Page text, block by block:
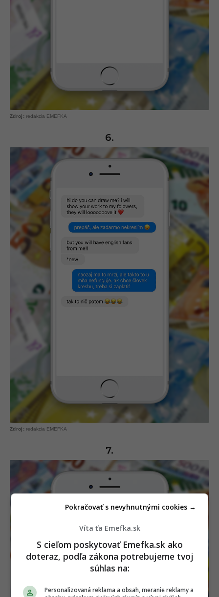
redakcia EMEFKA
6.
redakcia EMEFKA
7.
Víta ťa Emefka.sk
S cieľom poskytovať Emefka.sk ako
doteraz, podľa zákona potrebujeme tvoj
súhlas na:
Personalizovaná reklama a obsah, meranie reklamy a
Pokračovať s nevyhnutnými cookies →